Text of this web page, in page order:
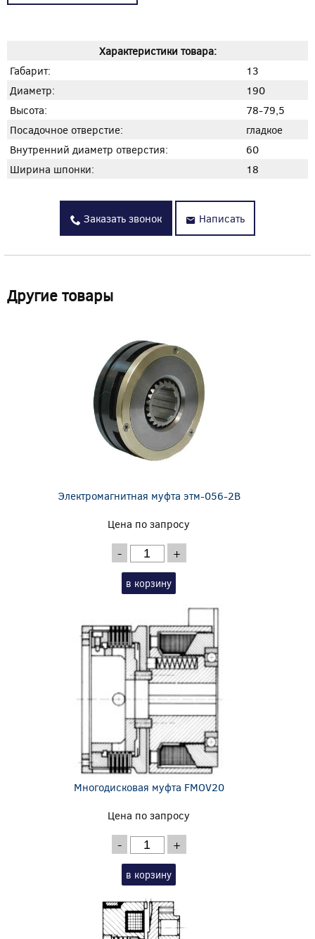
Характеристики товара:
Габарит:
13
Диаметр:
190
Высота:
78-79,5
Посадочное отверстие:
гладкое
Внутренний диаметр отверстия:
60
Ширина шпонки:
18
Заказать звонок Написать
Другие товары
Электромагнитная муфта этм-056-2В
Цена по запросу
- +
в корзину
Многодисковая муфта FMOV20
Цена по запросу
- +
в корзину